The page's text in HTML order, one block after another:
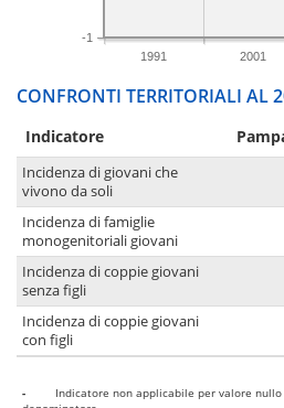
1991 2001
-1
CONFRONTI TERRITORIALI AL
Indicatore
Incidenza di giovani che
vivono da soli
Incidenza di famiglie
monogenitoriali giovani
Incidenza di coppie giovani
senza figli
Incidenza di coppie giovani
con figli
-
Indicatore non applicabile per valore